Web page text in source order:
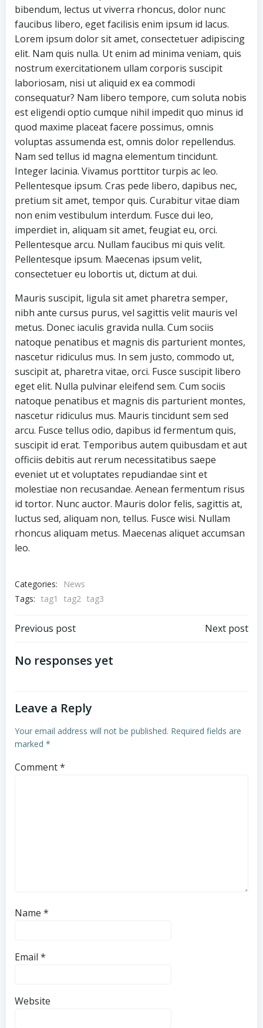
bibendum, lectus ut viverra rhoncus, dolor nunc
faucibus libero, eget facilisis enim ipsum id lacus.
Lorem ipsum dolor sit amet, consectetuer adipiscing
elit. Nam quis nulla. Ut enim ad minima veniam, quis
nostrum exercitationem ullam corporis suscipit
laboriosam, nisi ut aliquid ex ea commodi
consequatur? Nam libero tempore, cum soluta nobis
est eligendi optio cumque nihil impedit quo minus id
quod maxime placeat facere possimus, omnis
voluptas assumenda est, omnis dolor repellendus.
Nam sed tellus id magna elementum tincidunt.
Integer lacinia. Vivamus porttitor turpis ac leo.
Pellentesque ipsum. Cras pede libero, dapibus nec,
pretium sit amet, tempor quis. Curabitur vitae diam
non enim vestibulum interdum. Fusce dui leo,
imperdiet in, aliquam sit amet, feugiat eu, orci.
Pellentesque arcu. Nullam faucibus mi quis velit.
Pellentesque ipsum. Maecenas ipsum velit,
consectetuer eu lobortis ut, dictum at dui.
Mauris suscipit, ligula sit amet pharetra semper,
nibh ante cursus purus, vel sagittis velit mauris vel
metus. Donec iaculis gravida nulla. Cum sociis
natoque penatibus et magnis dis parturient montes,
nascetur ridiculus mus. In sem justo, commodo ut,
suscipit at, pharetra vitae, orci. Fusce suscipit libero
eget elit. Nulla pulvinar eleifend sem. Cum sociis
natoque penatibus et magnis dis parturient montes,
nascetur ridiculus mus. Mauris tincidunt sem sed
arcu. Fusce tellus odio, dapibus id fermentum quis,
suscipit id erat. Temporibus autem quibusdam et aut
officiis debitis aut rerum necessitatibus saepe
eveniet ut et voluptates repudiandae sint et
molestiae non recusandae. Aenean fermentum risus
id tortor. Nunc auctor. Mauris dolor felis, sagittis at,
luctus sed, aliquam non, tellus. Fusce wisi. Nullam
rhoncus aliquam metus. Maecenas aliquet accumsan
leo.
Categories:
News
Tags: tag1 tag2 tag3
Previous post Next post
No responses yet
Leave a Reply
Your email address will not be published. Required fields are
marked *
Comment*
Name *
Email *
Website